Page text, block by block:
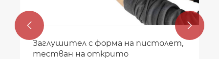
Заглушител с форма на пистолет,
тестван на открито
 